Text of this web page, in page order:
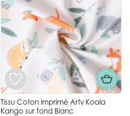
Tissu Coton imprimé Arty Koala
Kango sur fond Blanc